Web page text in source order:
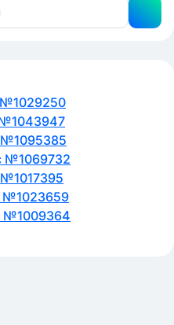
№1069732
№1023659
№1009364